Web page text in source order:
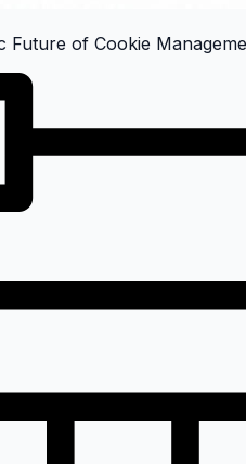
Future of Cookie